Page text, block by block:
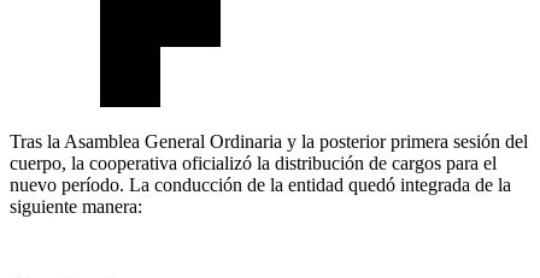
Tras la Asamblea General Ordinaria y la posterior primera sesión del
cuerpo, la cooperativa oficializó la distribución de cargos para el
nuevo período. La conducción de la entidad quedó integrada de la
siguiente manera: